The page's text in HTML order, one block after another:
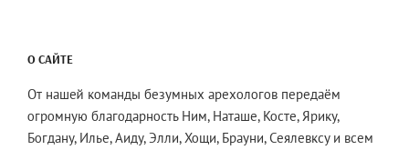
О САЙТЕ
От нашей команды безумных арехологов передаём
огромную благодарность Ним, Наташе, Косте, Ярику,
Богдану, Илье, Аиду, Элли, Хощи, Брауни, Сеялевксу и всем